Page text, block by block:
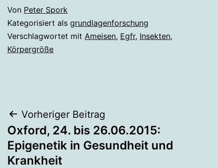
Von Peter Spork
Kategorisiert als grundlagenforschung
Verschlagwortet mit Ameisen, Egfr, Insekten,
Körpergröße
Beitragsnavigation
Vorheriger Beitrag
Oxford, 24. bis 26.06.2015:
Epigenetik in Gesundheit und
Krankheit